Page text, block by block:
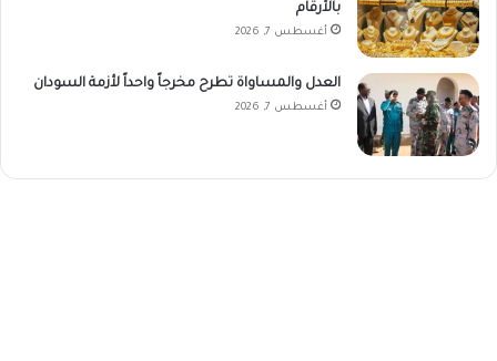
بالأرقام
أغسطس 7, 2026
العدل والمساواة تطرح مخرجاً واحداً لأزمة السودان
أغسطس 7, 2026